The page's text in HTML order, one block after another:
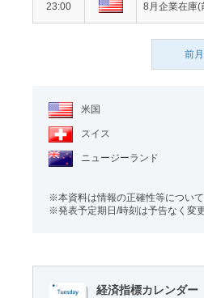
23:00 8月企業在庫(
前月
米国
スイス
ニュージーランド
本資料は情報の正確性等につい
発表予定期日/時刻は予告なく変
経済指標カレンダー